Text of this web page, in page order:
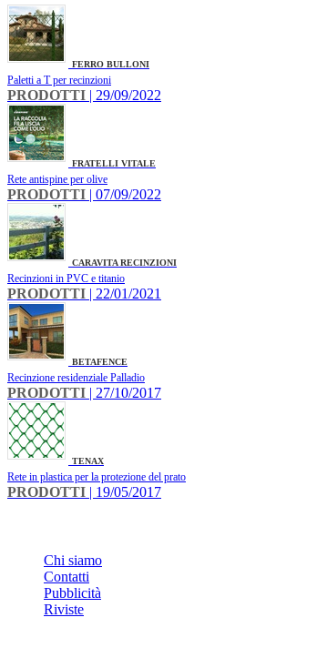
FERRO BULLONI
Paletti a T per recinzioni
PRODOTTI | 29/09/2022
FRATELLI VITALE
Rete antispine per olive
PRODOTTI | 07/09/2022
CARAVITA RECINZIONI
Recinzioni in PVC e titanio
PRODOTTI | 22/01/2021
BETAFENCE
Recinzione residenziale Palladio
PRODOTTI | 27/10/2017
TENAX
Rete in plastica per la protezione del prato
PRODOTTI | 19/05/2017
Chi siamo
Contatti
Pubblicità
Riviste